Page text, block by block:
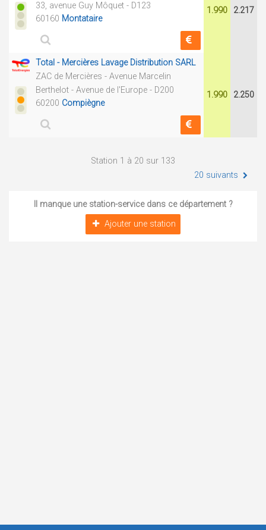
33, avenue Guy Môquet - D123
60160 Montataire
1.990 2.217
Total - Mercières Lavage Distribution SARL
ZAC de Mercières - Avenue Marcelin
Berthelot - Avenue de l'Europe - D200
60200 Compiègne
1.990 2.250
Station 1 à 20 sur 133
20 suivants
Il manque une station-service dans ce département ?
Ajouter une station